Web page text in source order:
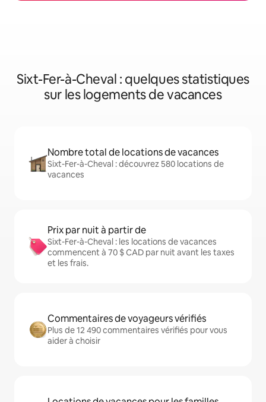
Sixt-Fer-à-Cheval : quelques statistiques
sur les logements de vacances
Nombre total de locations de vacances
Sixt-Fer-à-Cheval : découvrez 580 locations de
vacances
Prix par nuit à partir de
Sixt-Fer-à-Cheval : les locations de vacances
commencent à 70 $ CAD par nuit avant les taxes
et les frais.
Commentaires de voyageurs vérifiés
Plus de 12 490 commentaires vérifiés pour vous
aider à choisir